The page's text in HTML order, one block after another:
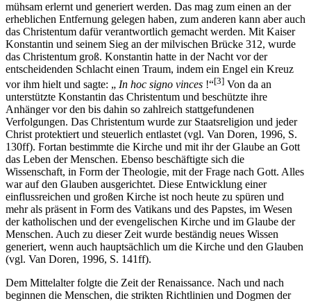
All dieses Wissen, ist in der folgenden Epoche zu großen Teilen
verschwunden und musste erst wieder im Laufe der Jahrhunderte
mühsam erlernt und generiert werden. Das mag zum einen an der
erheblichen Entfernung gelegen haben, zum anderen kann aber auch
das Christentum dafür verantwortlich gemacht werden. Mit Kaiser
Konstantin und seinem Sieg an der milvischen Brücke 312, wurde
das Christentum groß. Konstantin hatte in der Nacht vor der
entscheidenden Schlacht einen Traum, indem ein Engel ein Kreuz
vor ihm hielt und sagte: „In hoc signo vinces!“[3]Von da an
unterstützte Konstantin das Christentum und beschützte ihre
Anhänger vor den bis dahin so zahlreich stattgefundenen
Verfolgungen. Das Christentum wurde zur Staatsreligion und jeder
Christ protektiert und steuerlich entlastet (vgl. Van Doren, 1996, S.
130ff). Fortan bestimmte die Kirche und mit ihr der Glaube an Gott
das Leben der Menschen. Ebenso beschäftigte sich die
Wissenschaft, in Form der Theologie, mit der Frage nach Gott. Alles
war auf den Glauben ausgerichtet. Diese Entwicklung einer
einflussreichen und großen Kirche ist noch heute zu spüren und
mehr als präsent in Form des Vatikans und des Papstes, im Wesen
der katholischen und der evengelischen Kirche und im Glaube der
Menschen. Auch zu dieser Zeit wurde beständig neues Wissen
(vgl. Van Doren, 1996, S. 141ff).